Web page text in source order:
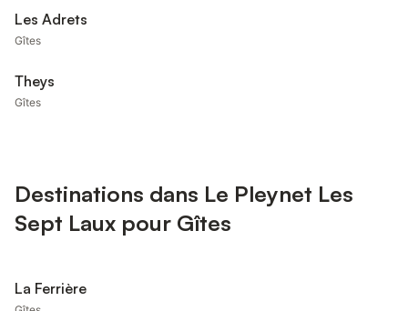
Les Adrets
Gîtes
Theys
Gîtes
Destinations dans Le Pleynet Les
Sept Laux pour Gîtes
La Ferrière